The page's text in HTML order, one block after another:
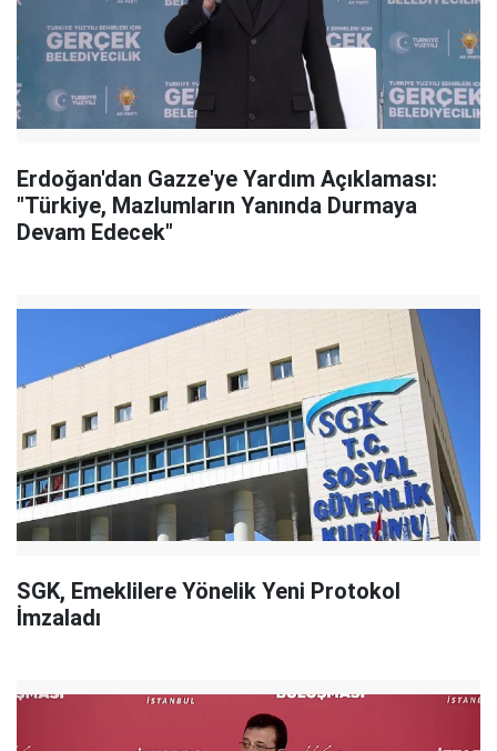
Erdoğan'dan Gazze'ye Yardım Açıklaması:
"Türkiye, Mazlumların Yanında Durmaya
Devam Edecek"
SGK, Emeklilere Yönelik Yeni Protokol
İmzaladı